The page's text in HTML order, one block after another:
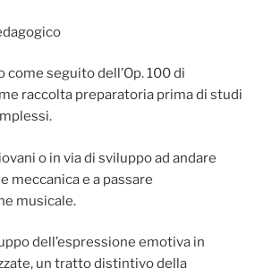
come seguito dell’Op. 100 di
raccolta preparatoria prima di studi
o in via di sviluppo ad andare
meccanica e a passare
musicale.
dell’espressione emotiva in
un tratto distintivo della